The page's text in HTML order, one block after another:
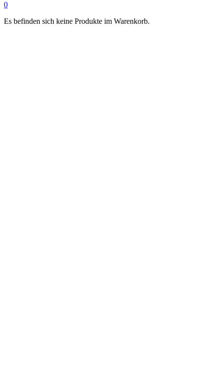
0
Es befinden sich keine Produkte im Warenkorb.